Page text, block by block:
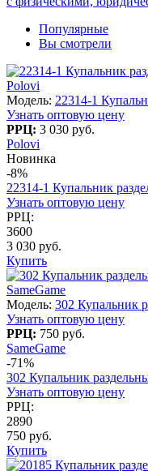
Популярные
Вы смотрели
Polovi
Модель: 22314-1
Узнать оптовую цену
РРЦ: 3 030 руб.
Polovi
Новинка
-8%
22314-1 Купальник
Узнать оптовую цену
РРЦ:
3600
3 030 руб.
Купить
SameGame
Модель: 302 Купальник
Узнать оптовую цену
РРЦ: 750 руб.
SameGame
-71%
302 Купальник
Узнать оптовую цену
РРЦ:
2890
750 руб.
Купить